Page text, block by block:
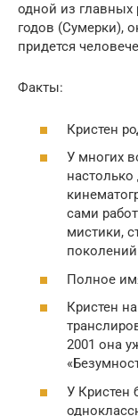
одной из главных
годов (Сумерки),
придется
Факты:
Кристен
У многих
настолько
сами
мистики,
Полное
Кристен
2001 она
У Кристен